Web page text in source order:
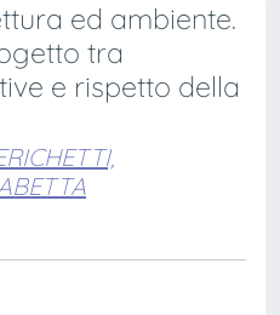
ed ambiente.
tra
e rispetto della